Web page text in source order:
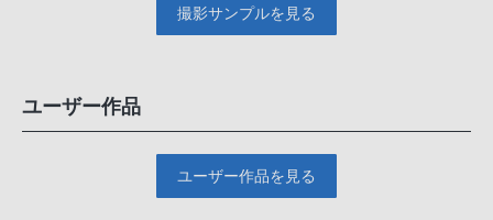
撮影サンプルを見る
ユーザー作品
ユーザー作品を見る